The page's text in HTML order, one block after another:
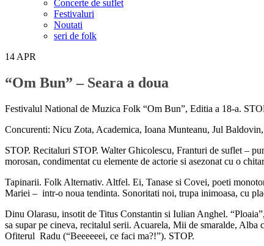
Concerte de suflet
Festivaluri
Noutati
seri de folk
14 APR
“Om Bun” – Seara a doua
Festivalul National de Muzica Folk “Om Bun”, Editia a 18-a.
Concurenti: Nicu Zota, Academica, Ioana Munteanu, Jul
STOP. Recitaluri STOP. Walter Ghicolescu, Franturi de suflet –
morosan, condimentat cu elemente de actorie si asezonat cu o
Tapinarii. Folk Alternativ. Altfel. Ei, Tanase si Covei, poeti
Mariei – intr-o noua tendinta. Sonoritati noi, trupa inimoasa, cu
Dinu Olarasu, insotit de Titus Constantin si Iulian Anghel.
sa supar pe cineva, recitalul serii. Acuarela, Mii de smaralde,
Ofiterul Radu (“Beeeeeei, ce faci ma?!”). STOP.